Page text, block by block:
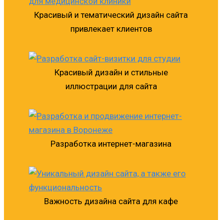
Красивый и тематический дизайн сайта
привлекает клиентов
Красивый дизайн и стильные
иллюстрации для сайта
Разработка интернет-магазина
Важность дизайна сайта для кафе